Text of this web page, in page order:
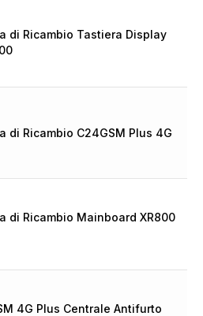
di Ricambio Tastiera Display
di Ricambio C24GSM Plus 4G
di Ricambio Mainboard XR800
4G Plus Centrale Antifurto